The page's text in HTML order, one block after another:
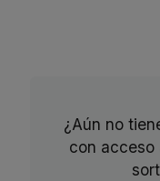
¿Aún no
con acceso